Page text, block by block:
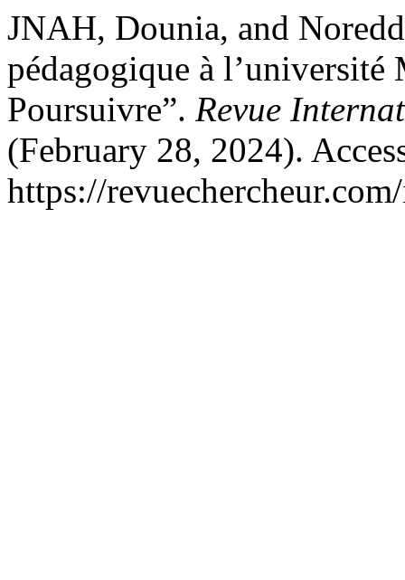
JNAH, Dounia, and
pédagogique à
Poursuivre”. Revue
(February 28, 2024).
https://